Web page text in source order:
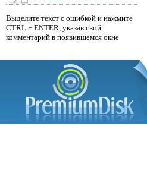
Выделите текст с ошибкой и нажмите
CTRL + ENTER, указав свой
комментарий в появившемся окне